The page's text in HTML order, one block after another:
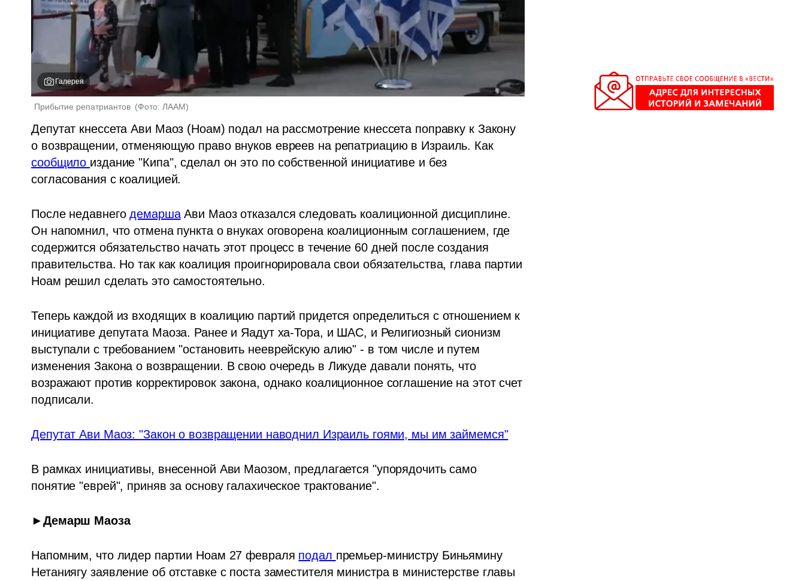
Галерея
Прибытие репатриантов (Фото: ЛААМ)
Депутат кнессета Ави Маоз (Ноам) подал на рассмотрение кнессета поправку к Закону
о возвращении, отменяющую право внуков евреев на репатриацию в Израиль. Как
сообщило издание "Кипа", сделал он это по собственной инициативе и без
согласования с коалицией.
После недавнего демарша Ави Маоз отказался следовать коалиционной дисциплине.
Он напомнил, что отмена пункта о внуках оговорена коалиционным соглашением, где
содержится обязательство начать этот процесс в течение 60 дней после создания
правительства. Но так как коалиция проигнорировала свои обязательства, глава партии
Ноам решил сделать это самостоятельно.
Теперь каждой из входящих в коалицию партий придется определиться с отношением к
инициативе депутата Маоза. Ранее и Яадут ха-Тора, и ШАС, и Религиозный сионизм
выступали с требованием "остановить нееврейскую алию" - в том числе и путем
изменения Закона о возвращении. В свою очередь в Ликуде давали понять, что
возражают против корректировок закона, однако коалиционное соглашение на этот счет
подписали.
Депутат Ави Маоз: "Закон о возвращении наводнил Израиль гоями, мы им займемся"
В рамках инициативы, внесенной Ави Маозом, предлагается "упорядочить само
понятие "еврей", приняв за основу галахическое трактование".
►Демарш Маоза
Напомним, что лидер партии Ноам 27 февраля подал премьер-министру Биньямину
Нетаниягу заявление об отставке с поста заместителя министра в министерстве главы